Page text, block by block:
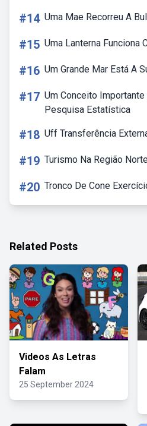
#14 Uma Mae Recorreu A
#15 Uma Lanterna Funciona
#16 Um Grande Mar Está A
#17 Um Conceito
Pesquisa Estatística
#18 Uff Transferência
#19 Turismo Na Região
#20 Tronco De Cone
Related Posts
Videos As Letras
Falam
25 September 2024